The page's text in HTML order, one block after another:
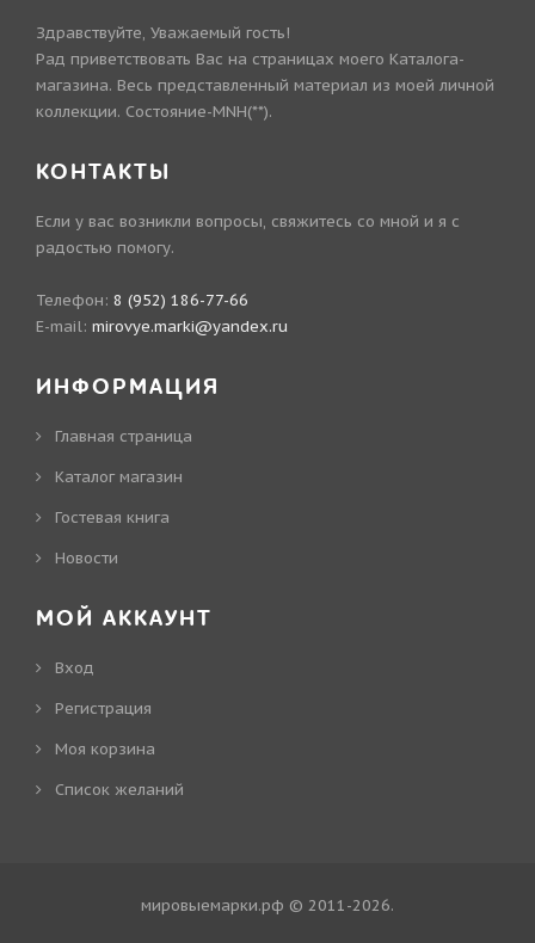
Здравствуйте, Уважаемый гость!
Рад приветствовать Вас на страницах моего Каталога-
магазина. Весь представленный материал из моей личной
коллекции. Состояние-MNH(**).
КОНТАКТЫ
Если у вас возникли вопросы, свяжитесь со мной и я с
радостью помогу.
Телефон: 8 (952) 186-77-66
E-mail: mirovye.marki@yandex.ru
ИНФОРМАЦИЯ
Главная страница
Каталог магазин
Гостевая книга
Новости
МОЙ АККАУНТ
Вход
Регистрация
Моя корзина
Cписок желаний
мировыемарки.рф © 2011-2026.